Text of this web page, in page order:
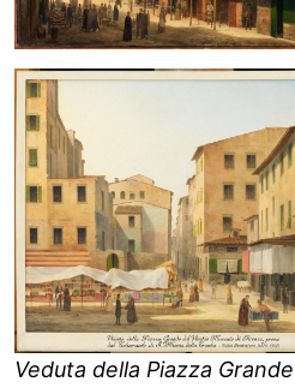
Veduta della Piazza